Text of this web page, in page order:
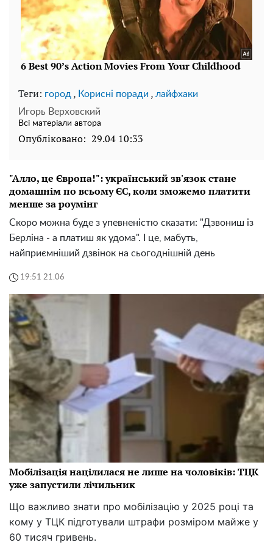
Теги: город , Корисні поради , лайфхаки
Игорь Верховский
Всі матеріали автора
Опубліковано: 29.04 10:33
"Алло, це Європа!": український зв'язок стане
домашнім по всьому ЄС, коли зможемо платити
менше за роумінг
Скоро можна буде з упевненістю сказати: "Дзвониш із
Берліна - а платиш як удома". І це, мабуть,
найприємніший дзвінок на сьогоднішній день
19:51 21.06
Мобілізація націлилася не лише на чоловіків: ТЦК
уже запустили лічильник
Що важливо знати про мобілізацію у 2025 році та
кому у ТЦК підготували штрафи розміром майже у
60 тисяч гривень.